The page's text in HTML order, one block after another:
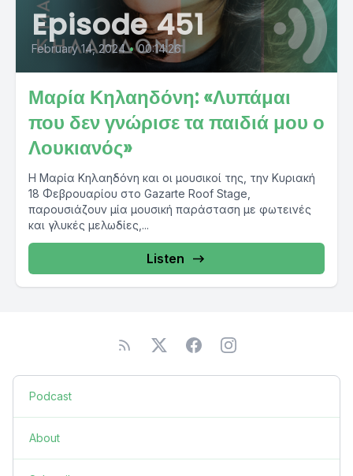
Episode 451
February 14, 2024 • 00:14:26
Μαρία Κηλαηδόνη: «Λυπάμαι
που δεν γνώρισε τα παιδιά μου ο
Λουκιανός»
Η Μαρία Κηλαηδόνη και οι μουσικοί της, την Κυριακή
18 Φεβρουαρίου στο Gazarte Roof Stage,
παρουσιάζουν μία μουσική παράσταση με φωτεινές
και γλυκές μελωδίες,...
Listen
Podcast
About